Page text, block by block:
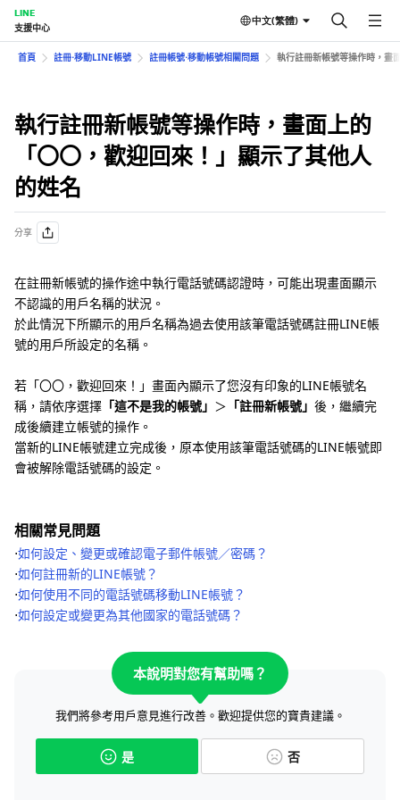
LINE
支援中心
中文(繁體)
首頁 註冊⋅移動LINE帳號 註冊帳號⋅移動帳號相關問題 執行註冊新帳號等操作時，畫
執行註冊新帳號等操作時，畫面上的
「〇〇，歡迎回來！」顯示了其他人
的姓名
分享
在註冊新帳號的操作途中執行電話號碼認證時，可能出現畫面顯示
不認識的用戶名稱的狀況。
於此情況下所顯示的用戶名稱為過去使用該筆電話號碼註冊LINE帳
號的用戶所設定的名稱。
若「〇〇，歡迎回來！」畫面內顯示了您沒有印象的LINE帳號名
稱，請依序選擇 「這不是我的帳號」 ＞ 「註冊新帳號」 後，繼續完
成後續建立帳號的操作。
當新的LINE帳號建立完成後，原本使用該筆電話號碼的LINE帳號即
會被解除電話號碼的設定。
相關常見問題
⋅如何設定、變更或確認電子郵件帳號／密碼？
⋅如何註冊新的LINE帳號？
⋅如何使用不同的電話號碼移動LINE帳號？
⋅如何設定或變更為其他國家的電話號碼？
本說明對您有幫助嗎？
我們將參考用戶意見進行改善。歡迎提供您的寶貴建議。
是 否